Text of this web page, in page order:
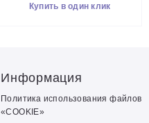
Купить в один клик
Информация
Политика использования файлов
«COOKIE»